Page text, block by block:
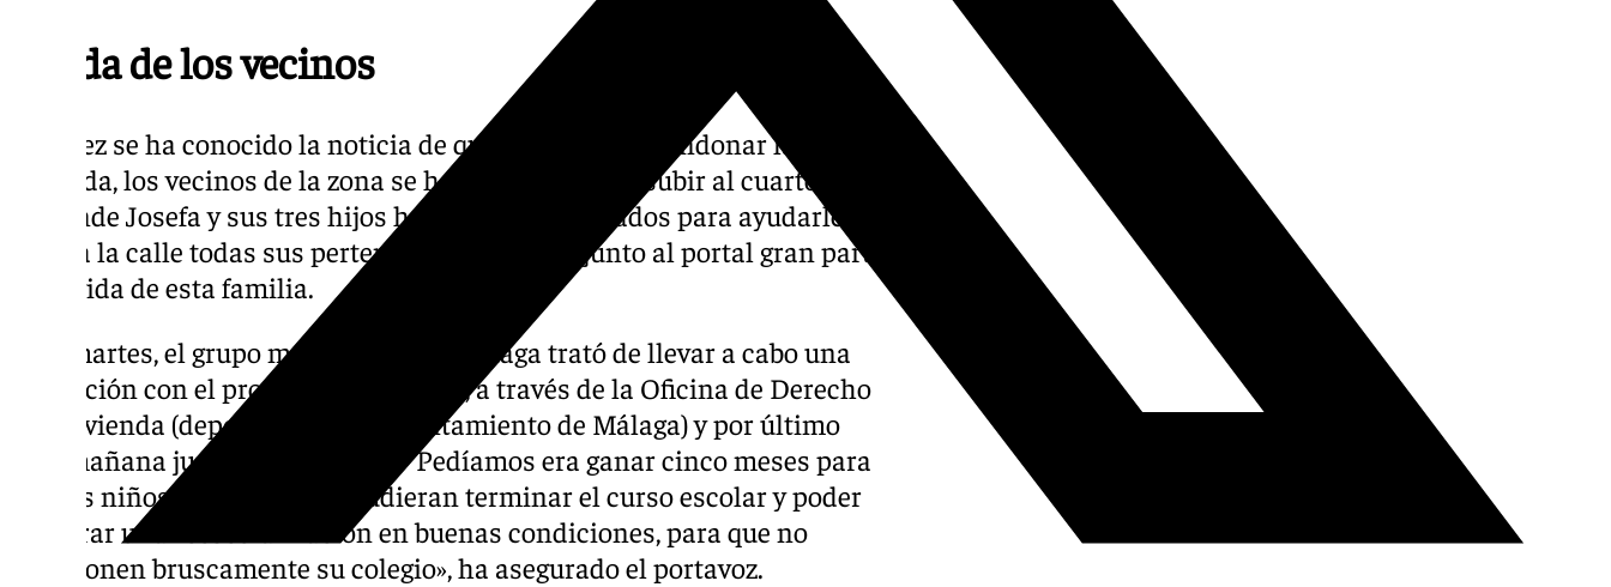
Ayuda de los vecinos
Una vez se ha conocido la noticia de que tienen que abandonar la
vivienda, los vecinos de la zona se han encargado de subir al cuarto piso
de donde Josefa y sus tres hijos han sido desahuciados para ayudarles a
bajar a la calle todas sus pertenencias, dejando junto al portal gran parte
de la vida de esta familia.
Este martes, el grupo municipal Con Málaga trató de llevar a cabo una
mediación con el propietario, primero, a través de la Oficina de Derecho
a la Vivienda (dependiente del Ayuntamiento de Málaga) y por último
esta mañana junto a la vivienda. “Pedíamos era ganar cinco meses para
que los niños, por lo menos, pudieran terminar el curso escolar y poder
asegurar una reescolarización en buenas condiciones, para que no
abandonen bruscamente su colegio», ha asegurado el portavoz.